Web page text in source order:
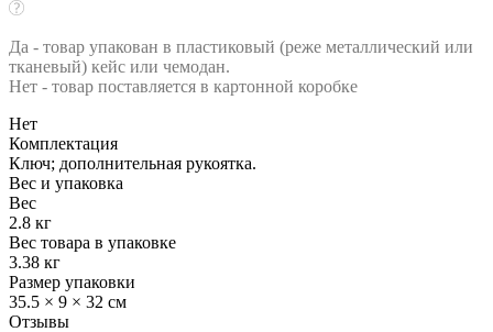
Да - товар упакован в пластиковый (реже металлический или
тканевый) кейс или чемодан.
Нет - товар поставляется в картонной коробке
Нет
Комплектация
Ключ; дополнительная рукоятка.
Вес и упаковка
Вес
2.8 кг
Вес товара в упаковке
3.38 кг
Размер упаковки
35.5 × 9 × 32 см
Отзывы